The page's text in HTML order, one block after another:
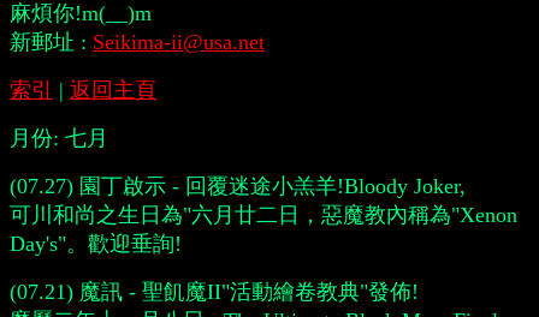
麻煩你!m(__)m
新郵址 : Seikima-ii@usa.net
索引
| 返回主頁
月份: 七月
(07.27) 園丁啟示 - 回覆迷途小羔羊!Bloody Joker,
可川和尚之生日為"六月廿二日，惡魔教內稱為"Xenon
Day's"。歡迎垂詢!
(07.21) 魔訊 - 聖飢魔II"活動繪卷教典"發佈!